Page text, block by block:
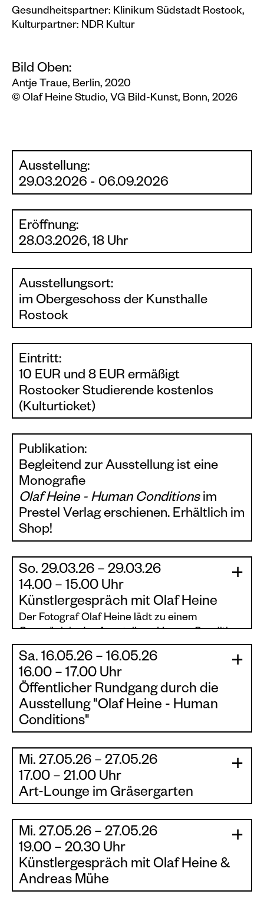
Gesundheitspartner: Klinikum Südstadt Rostock,
Kulturpartner: NDR Kultur
Bild Oben:
Antje Traue, Berlin, 2020
© Olaf Heine Studio, VG Bild-Kunst, Bonn, 2026
Ausstellung:
29.03.2026 - 06.09.2026
Eröffnung:
28.03.2026, 18 Uhr
Ausstellungsort:
im Obergeschoss der Kunsthalle
Rostock
Eintritt:
10 EUR und 8 EUR ermäßigt
Rostocker Studierende kostenlos
(Kulturticket)
Publikation:
Begleitend zur Ausstellung ist eine
Monografie
Olaf Heine - Human Conditionsim
Prestel Verlag erschienen. Erhältlich im
Shop!
So. 29.03.26 – 29.03.26
14.00 – 15.00 Uhr
Künstlergespräch mit Olaf Heine
|
|
Der Fotograf Olaf Heine lädt zu einem
Gespräch in der Ausstellung Human Conditions
ein.
Sa. 16.05.26 – 16.05.26
16.00 – 17.00 Uhr
Öffentlicher Rundgang durch die
Ausstellung "Olaf Heine - Human
Conditions"
|
|
Mi. 27.05.26 – 27.05.26
17.00 – 21.00 Uhr
Art-Lounge im Gräsergarten
|
|
Kunsthalle Rostock
Besuch der Ausstellung Olaf Heine – Human
Conditions bis 21 Uhr möglich, Speedrundgang
um 17.30 Uhr! Teilnahme am Künstler-Talk im
Eintrittspreis inbegriffen
Mi. 27.05.26 – 27.05.26
19.00 – 20.30 Uhr
Künstlergespräch mit Olaf Heine &
Andreas Mühe
|
|